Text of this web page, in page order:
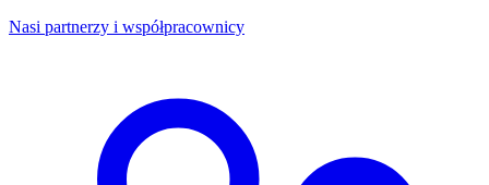
Nasi partnerzy i współpracownicy